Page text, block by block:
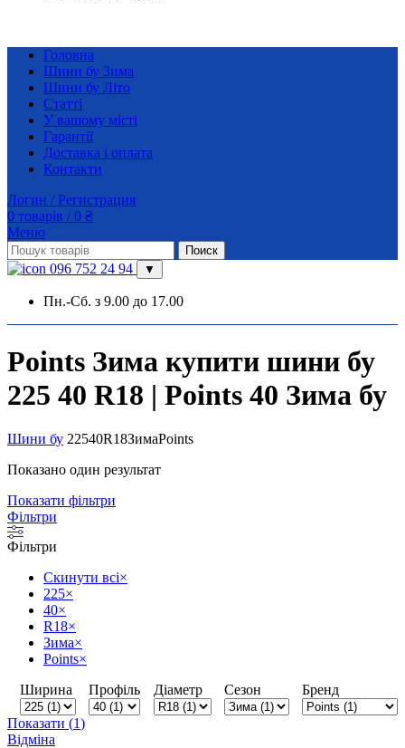
Головна
Шини бу Зима
Шини бу Літо
Статті
У вашому місті
Гарантії
Доставка і оплата
Контакти
Логин / Регистрация
0 товарів / 0 ₴
Меню
Поиск
096 752 24 94 ▼
Пн.-Сб. з 9.00 до 17.00
Points Зима купити шини бу
225 40 R18 | Points 40 Зима бу
Шини бу 22540R18ЗимаPoints
Показано один результат
Показати фільтри
Фільтри
Фільтри
Скинути всі×
225×
40×
R18×
Зима×
Points×
Ширина
Профіль Діаметр Сезон Бренд
Показати (1)
Відміна